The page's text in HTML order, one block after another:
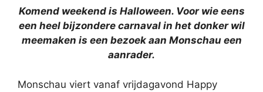
Komend weekend is Halloween. Voor wie eens
een heel bijzondere carnaval in het donker wil
meemaken is een bezoek aan Monschau een
aanrader.
Monschau viert vanaf vrijdagavond Happy